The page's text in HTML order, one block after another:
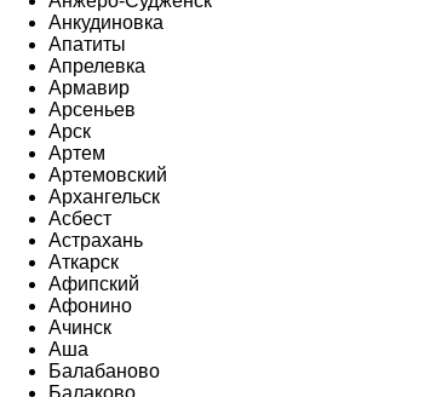
Анкудиновка
Апатиты
Апрелевка
Армавир
Арсеньев
Арск
Артем
Артемовский
Архангельск
Асбест
Астрахань
Аткарск
Афипский
Афонино
Ачинск
Аша
Балабаново
Балаково